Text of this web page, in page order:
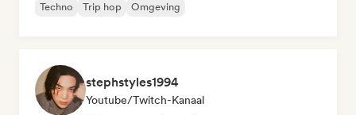
Techno
Trip hop Omgeving
stephstyles1994
Youtube/Twitch-Kanaal